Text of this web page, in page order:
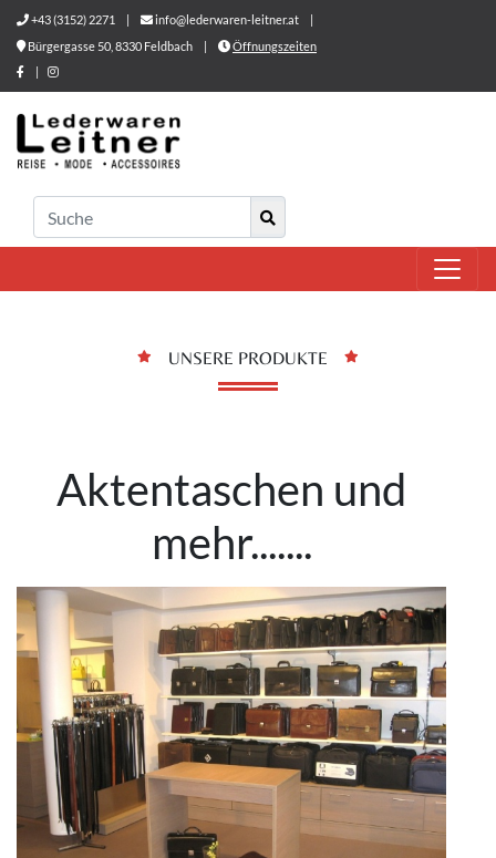
+43 (3152) 2271 | info@lederwaren-leitner.at
|
Bürgergasse 50, 8330 Feldbach
|
Öffnungszeiten
|
UNSERE PRODUKTE
Aktentaschen und
mehr.......